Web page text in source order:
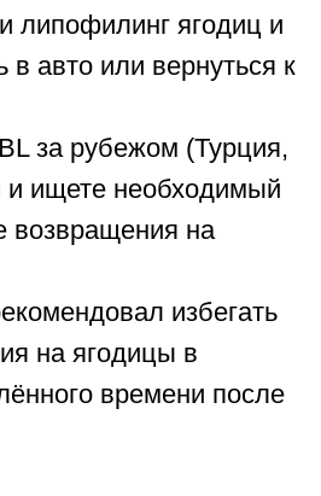
липофилинг ягодиц и
в авто или вернуться к
за рубежом (Турция,
ищете необходимый
возвращения на
избегать
на ягодицы в
времени после